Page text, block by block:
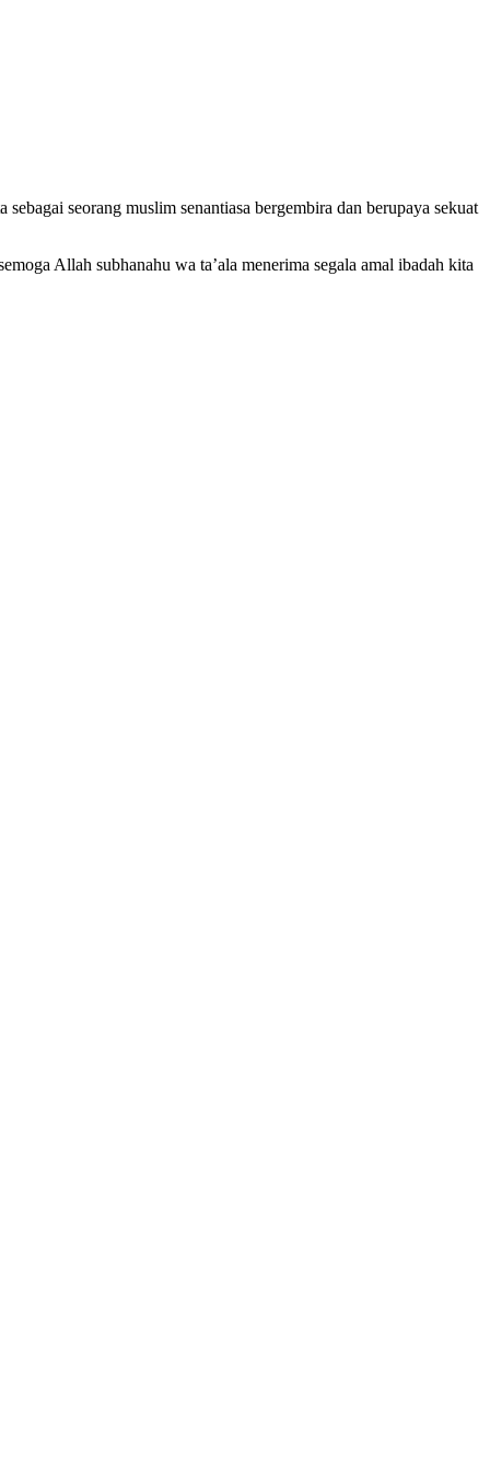
seorang muslim senantiasa bergembira dan berupaya sekuat
Allah subhanahu wa ta’ala menerima segala amal ibadah kita